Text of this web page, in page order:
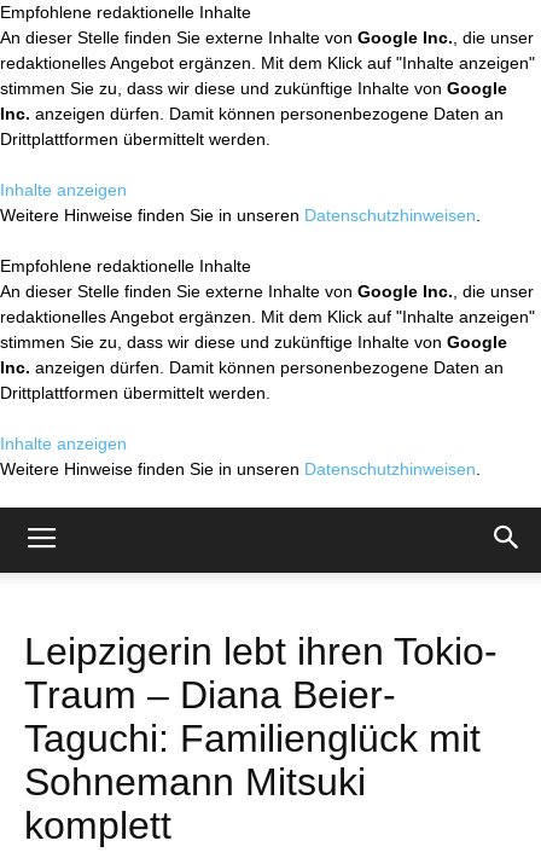
Empfohlene redaktionelle Inhalte
An dieser Stelle finden Sie externe Inhalte von Google Inc. , die unser
redaktionelles Angebot ergänzen. Mit dem Klick auf "Inhalte anzeigen"
stimmen Sie zu, dass wir diese und zukünftige Inhalte von Google
Inc. anzeigen dürfen. Damit können personenbezogene Daten an
Drittplattformen übermittelt werden.
Inhalte anzeigen
Weitere Hinweise finden Sie in unseren Datenschutzhinweisen
Empfohlene redaktionelle Inhalte
An dieser Stelle finden Sie externe Inhalte von Google Inc. , die unser
redaktionelles Angebot ergänzen. Mit dem Klick auf "Inhalte anzeigen"
stimmen Sie zu, dass wir diese und zukünftige Inhalte von Google
Inc. anzeigen dürfen. Damit können personenbezogene Daten an
Drittplattformen übermittelt werden.
Inhalte anzeigen
Weitere Hinweise finden Sie in unseren Datenschutzhinweisen
Leipzigerin lebt ihren Tokio-
Traum – Diana Beier-
Taguchi: Familienglück mit
Sohnemann Mitsuki
komplett